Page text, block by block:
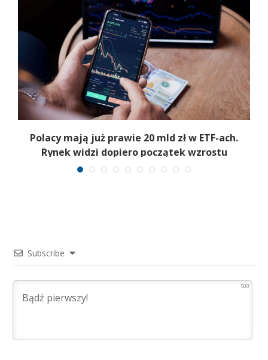
Polacy mają już prawie 20 mld zł w ETF-ach.
Rynek widzi dopiero początek wzrostu
Subscribe
500